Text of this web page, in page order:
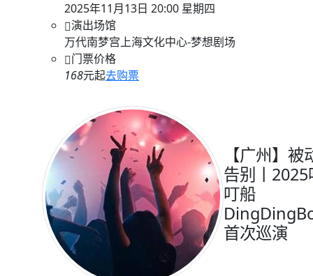
2025年11月13日 20:00 星期四
演出场馆
万代南梦宫上海文化中心-梦想剧场
门票价格
168元起去购票
【广州】被
告别丨2025
叮船
首次巡演